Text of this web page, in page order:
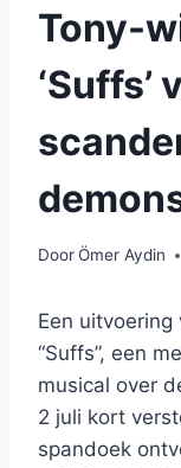
Tony-
DoorÖmer Aydin
Een
“Suffs”, een
musical over
2 juli kort
spandoek